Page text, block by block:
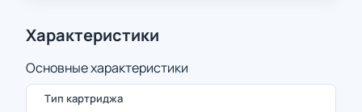
Характеристики
Основные характеристики
Тип картриджа